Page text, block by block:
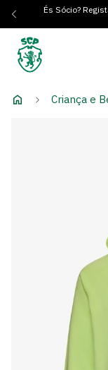
És Sócio?
Criança e